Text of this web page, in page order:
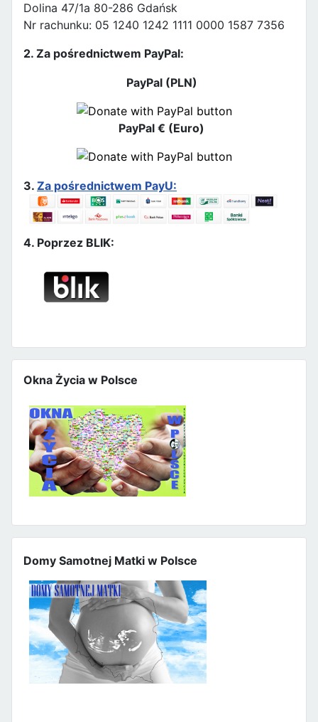
Dolina 47/1a 80-286 Gdańsk
Nr rachunku: 05 1240 1242 1111 0000 1587 7356
2. Za pośrednictwem PayPal:
PayPal (PLN)
PayPal € (Euro)
3. Za pośrednictwem PayU:
4. Poprzez BLIK:
Okna Życia w Polsce
Domy Samotnej Matki w Polsce